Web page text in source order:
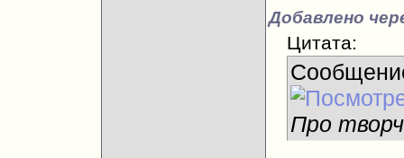
Добавлено
Цитата:
Про